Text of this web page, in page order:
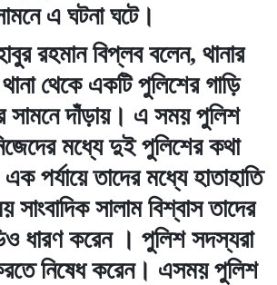
এ ঘটনা ঘটে।
রহমান বিপ্লব বলেন, থানার
থেকে একটি পুলিশের গাড়ি
সামনে দাঁড়ায়। এ সময় পুলিশ
মধ্যে দুই পুলিশের কথা
পর্যায়ে তাদের মধ্যে হাতাহাতি
সালাম বিশ্বাস তাদের
ধারণ করেন । পুলিশ সদস্যরা
নিষেধ করেন। এসময় পুলিশ